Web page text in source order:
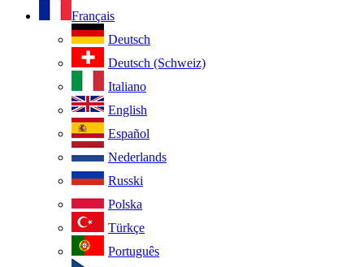
Français
Deutsch
Deutsch (Schweiz)
Italiano
English
Español
Nederlands
Russki
Polska
Türkçe
Português